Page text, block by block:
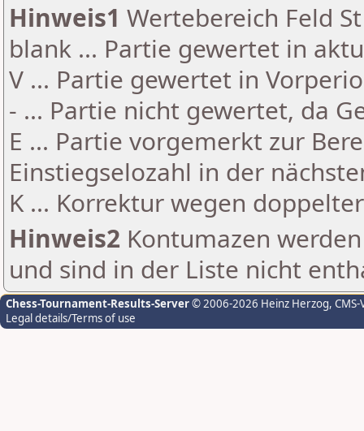
Hinweis1 Wertebereich Feld
blank ... Partie gewertet in
V ... Partie gewertet in
- ... Partie nicht gewertet, da
E ... Partie vorgemerkt zur
Einstiegselozahl in der
K ... Korrektur wegen
Hinweis2 Kontumazen
und sind in der Liste nicht
Chess-Tournament-Results-Server© 2006-2026 Heinz Herzog,
Legal details/Terms of use